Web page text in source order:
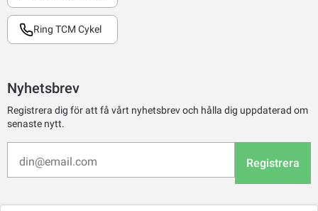
Ring TCM Cykel
Nyhetsbrev
Registrera dig för att få vårt nyhetsbrev och hålla dig uppdaterad om
senaste nytt.
Registrera